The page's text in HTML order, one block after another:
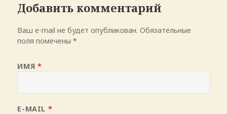
Добавить комментарий
Ваш e-mail не будет опубликован. Обязательные
поля помечены*
ИМЯ *
E-MAIL *